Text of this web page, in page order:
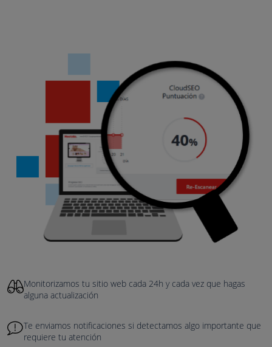
Monitorizamos tu sitio web cada 24h y cada vez que hagas
alguna actualización
Te enviamos notificaciones si detectamos algo importante que
requiere tu atención